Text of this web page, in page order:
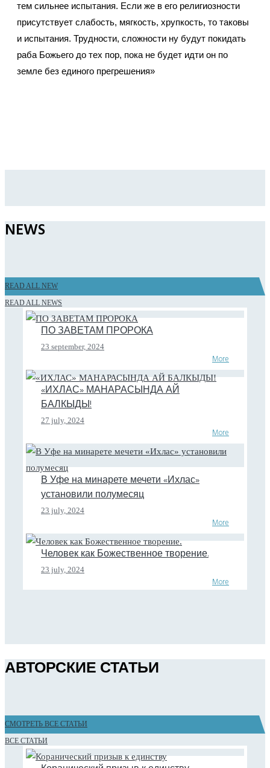
тем сильнее испытания. Если же в его религиозности
присутствует слабость, мягкость, хрупкость, то таковы
и испытания. Трудности, сложности ну будут покидать
раба Божьего до тех пор, пока не будет идти он по
земле без единого прегрешения»
NEWS
READ ALL NEW
READ ALL NEWS
ПО ЗАВЕТАМ ПРОРОКА
23 september, 2024
More
«ИХЛАС» МАНАРАСЫНДА АЙ
БАЛКЫДЫ!
27 july, 2024
More
В Уфе на минарете мечети «Ихлас»
установили полумесяц
23 july, 2024
More
Человек как Божественное творение.
23 july, 2024
More
АВТОРСКИЕ СТАТЬИ
СМОТРЕТЬ ВСЕ СТАТЬИ
ВСЕ СТАТЬИ